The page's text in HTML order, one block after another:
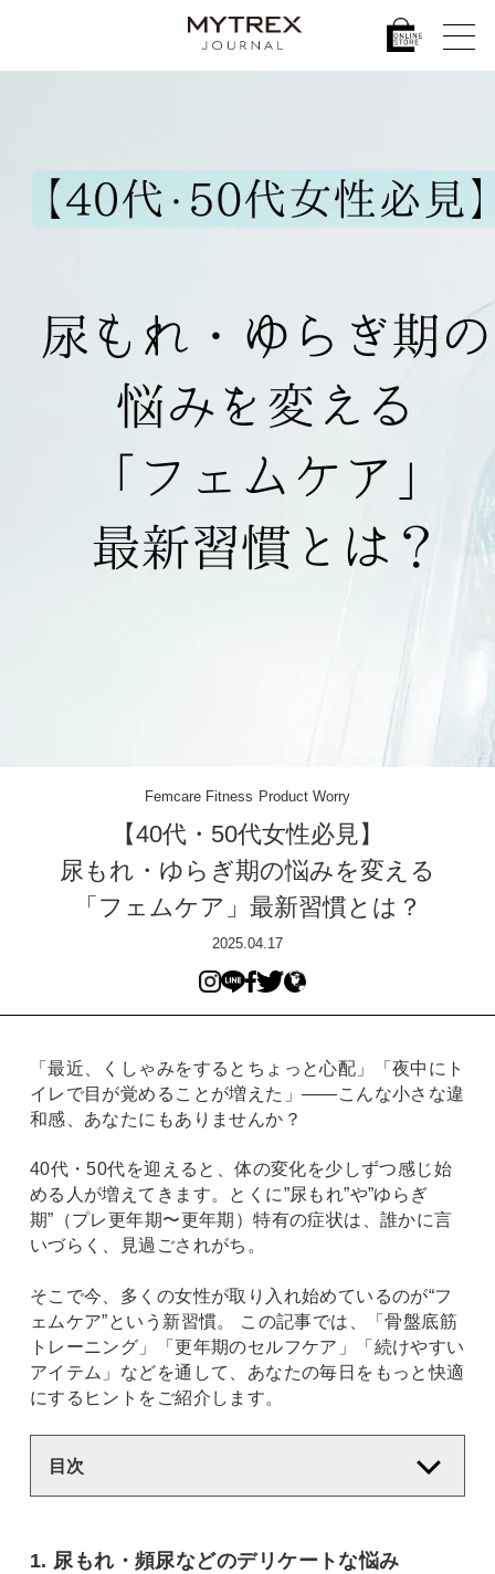
Femcare Fitness Product Worry
【40代・50代女性必見】
尿もれ・ゆらぎ期の悩みを変える
「フェムケア」最新習慣とは？
2025.04.17
「最近、くしゃみをするとちょっと心配」「夜中にト
イレで目が覚めることが増えた」——こんな小さな違
和感、あなたにもありませんか？
40代・50代を迎えると、体の変化を少しずつ感じ始
める人が増えてきます。とくに”尿もれ”や”ゆらぎ
期”（プレ更年期〜更年期）特有の症状は、誰かに言
いづらく、見過ごされがち。
そこで今、多くの女性が取り入れ始めているのが“フ
ェムケア”という新習慣。 この記事では、「骨盤底筋
トレーニング」「更年期のセルフケア」「続けやすい
アイテム」などを通して、あなたの毎日をもっと快適
にするヒントをご紹介します。
目次
1. 尿もれ・頻尿などのデリケートな悩み